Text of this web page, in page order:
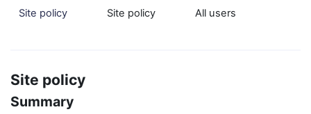
Site policy Site policy All users
Site policy
Summary